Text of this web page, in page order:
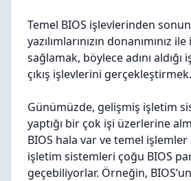
Temel BIOS işlevlerinden
yazılımlarınızın donanımınız
sağlamak, böylece adını
çıkış işlevlerini gerçekleştirmek.
Günümüzde, gelişmiş işletim
yaptığı bir çok işi üzerlerine
BIOS hala var ve temel
işletim sistemleri çoğu BIOS
geçebiliyorlar. Örneğin,